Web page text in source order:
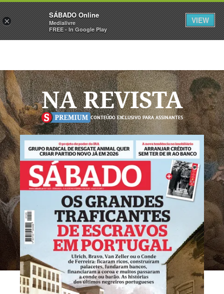
Sábado Assine Iniciar Sessão
NA REVISTA
CONTEÚDO EXCLUSIVO PARA ASSINANTES
×
SÁBADO Online
Medialivre
FREE - In Google Play
VIEW